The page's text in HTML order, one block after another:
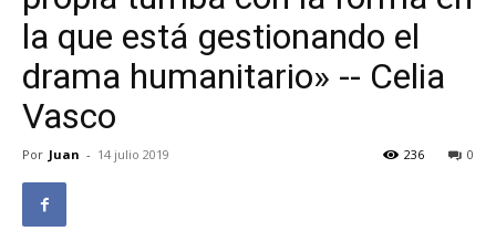
la que está gestionando el
drama humanitario» -- Celia
Vasco
Por Juan - 14 julio 2019 0
236